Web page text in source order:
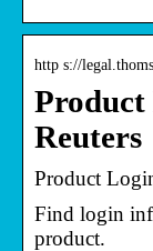
http s://
Product
Reuters
Product
Find login
product.